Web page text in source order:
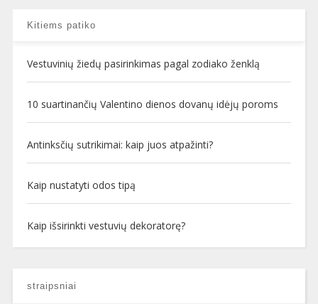
Kitiems patiko
Vestuvinių žiedų pasirinkimas pagal zodiako ženklą
10 suartinančių Valentino dienos dovanų idėjų poroms
Antinksčių sutrikimai: kaip juos atpažinti?
Kaip nustatyti odos tipą
Kaip išsirinkti vestuvių dekoratorę?
straipsniai